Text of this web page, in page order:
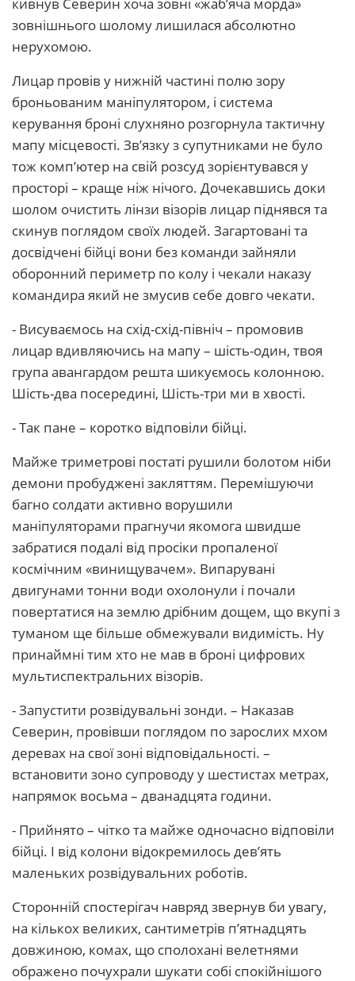
зовнішнього шолому лишилася абсолютно
нерухомою.
Лицар провів у нижній частині полю зору
броньованим маніпулятором, і система
керування броні слухняно розгорнула тактичну
мапу місцевості. Зв’язку з супутниками не було
тож комп’ютер на свій розсуд зорієнтувався у
просторі – краще ніж нічого. Дочекавшись доки
шолом очистить лінзи візорів лицар піднявся та
скинув поглядом своїх людей. Загартовані та
досвідчені бійці вони без команди зайняли
оборонний периметр по колу і чекали наказу
командира який не змусив себе довго чекати.
- Висуваємось на схід-схід-північ – промовив
лицар вдивляючись на мапу – шість-один, твоя
група авангардом решта шикуємось колонною.
Шість-два посередині, Шість-три ми в хвості.
- Так пане – коротко відповіли бійці.
Майже триметрові постаті рушили болотом ніби
демони пробуджені закляттям. Перемішуючи
багно солдати активно ворушили
маніпуляторами прагнучи якомога швидше
забратися подалі від просіки пропаленої
космічним «винищувачем». Випарувані
двигунами тонни води охолонули і почали
повертатися на землю дрібним дощем, що вкупі з
туманом ще більше обмежували видимість. Ну
принаймні тим хто не мав в броні цифрових
мультиспектральних візорів.
- Запустити розвідувальні зонди. – Наказав
Северин, провівши поглядом по зарослих мхом
деревах на свої зоні відповідальності. –
встановити зоно супроводу у шестистах метрах,
напрямок восьма – дванадцята години.
- Прийнято – чітко та майже одночасно відповіли
бійці. І від колони відокремилось дев’ять
маленьких розвідувальних роботів.
Сторонній спостерігач навряд звернув би увагу,
на кількох великих, сантиметрів п’ятнадцять
довжиною, комах, що сполохані велетнями
ображено почухрали шукати собі спокійнішого